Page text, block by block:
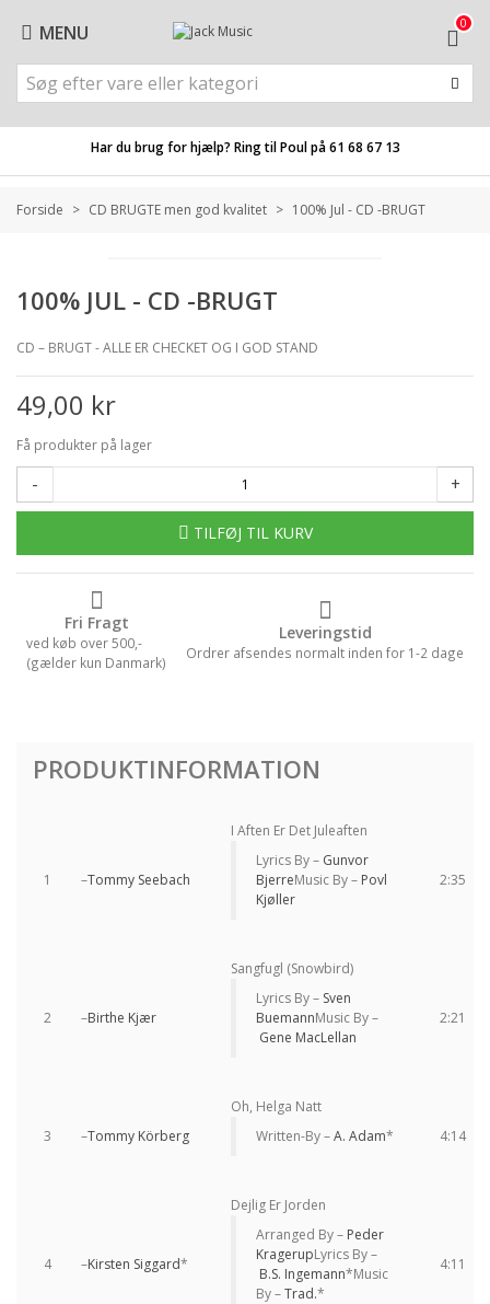
MENU 0
Har du brug for hjælp? Ring til Poul på61 68 67 13
Forside > CD BRUGTE men god kvalitet > 100% Jul - CD -BRUGT
100% JUL - CD -BRUGT
CD – BRUGT - ALLE ER CHECKET OG I GOD STAND
49,00 kr
Få produkter på lager
- +
TILFØJ TIL KURV
Fri Fragt
ved køb over 500,-
(gælder kun Danmark)
Leveringstid
Ordrer afsendes normalt inden for 1-2 dage
PRODUKTINFORMATION
1 –Tommy Seebach
I Aften Er Det Juleaften
Lyrics By – Gunvor
BjerreMusic By – Povl
Kjøller
2:35
2 –Birthe Kjær
Sangfugl (Snowbird)
Lyrics By – Sven
BuemannMusic By –
Gene MacLellan
2:21
3 –Tommy Körberg
Oh, Helga Natt
Written-By –A. Adam* 4:14
4 –Kirsten Siggard*
Dejlig Er Jorden
Arranged By – Peder
KragerupLyrics By –
B.S. Ingemann*Music
By –Trad.*
4:11